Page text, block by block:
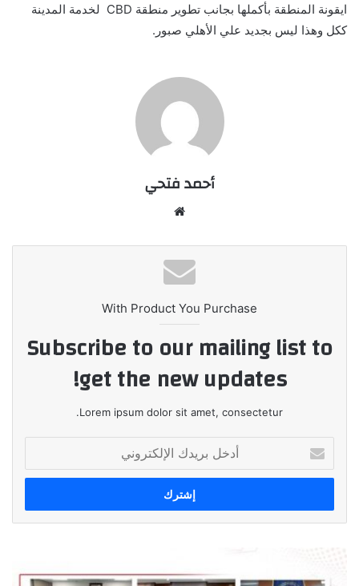
ايقونة المنطقة بأكملها بجانب تطوير منطقة CBD لخدمة المدينة
ككل وهذا ليس بجديد علي الأهلي صبور.
أحمد فتحي
With Product You Purchase
Subscribe to our mailing list to
get the new updates!
Lorem ipsum dolor sit amet, consectetur.
بريدك
الإلكتروني